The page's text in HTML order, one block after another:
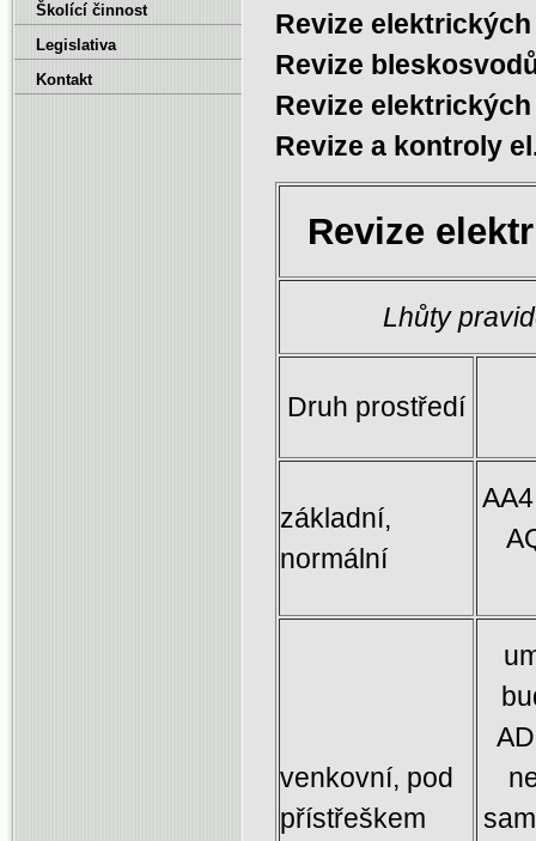
Revize elektrických
Revize
Revize elektrických
Revize a kontroly
Revize
Lhůty
Druh prostředí
základní,
normální
venkovní, pod
přístřeškem
Školící činnost
Legislativa
Kontakt